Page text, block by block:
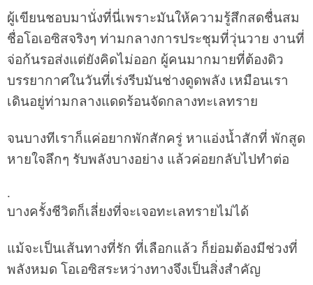
ผู้เขียนชอบมานั่งที่นี่เพราะมันให้ความรู้สึกสดชื่นสม
ชื่อโอเอซิสจริงๆ ท่ามกลางการประชุมที่วุ่นวาย งานที่
จ่อก้นรอส่งแต่ยังคิดไม่ออก ผู้คนมากมายที่ต้องดิว
บรรยากาศในวันที่เร่งรีบมันช่างดูดพลัง เหมือนเรา
เดินอยู่ท่ามกลางแดดร้อนจัดกลางทะเลทราย
จนบางทีเราก็แค่อยากพักสักครู่ หาแอ่งน้ำสักที่ พักสูด
หายใจลึกๆ รับพลังบางอย่าง แล้วค่อยกลับไปทำต่อ
.
บางครั้งชีวิตก็เลี่ยงที่จะเจอทะเลทรายไม่ได้
แม้จะเป็นเส้นทางที่รัก ที่เลือกแล้ว ก็ย่อมต้องมีช่วงที่
พลังหมด โอเอซิสระหว่างทางจึงเป็นสิ่งสำคัญ